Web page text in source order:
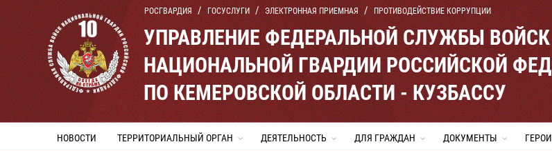
РОСГВАРДИЯ ГОСУСЛУГИ ЭЛЕКТРОННАЯ ПРИЕМНАЯ ПРОТИВОДЕЙСТВИЕ КОРРУПЦИИ
УПРАВЛЕНИЕ ФЕДЕРАЛЬНОЙ СЛУЖБЫ ВОЙСК
НАЦИОНАЛЬНОЙ ГВАРДИИ РОССИЙСКОЙ
ПО КЕМЕРОВСКОЙ ОБЛАСТИ - КУЗБАССУ
НОВОСТИ ТЕРРИТОРИАЛЬНЫЙ ОРГАН ДЕЯТЕЛЬНОСТЬ ДЛЯ ГРАЖДАН ДОКУМЕНТЫ ГЕРОИ